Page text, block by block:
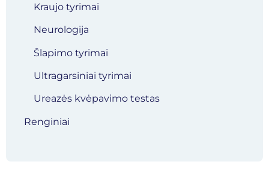
Kraujo tyrimai
Neurologija
Šlapimo tyrimai
Ultragarsiniai tyrimai
Ureazės kvėpavimo testas
Renginiai